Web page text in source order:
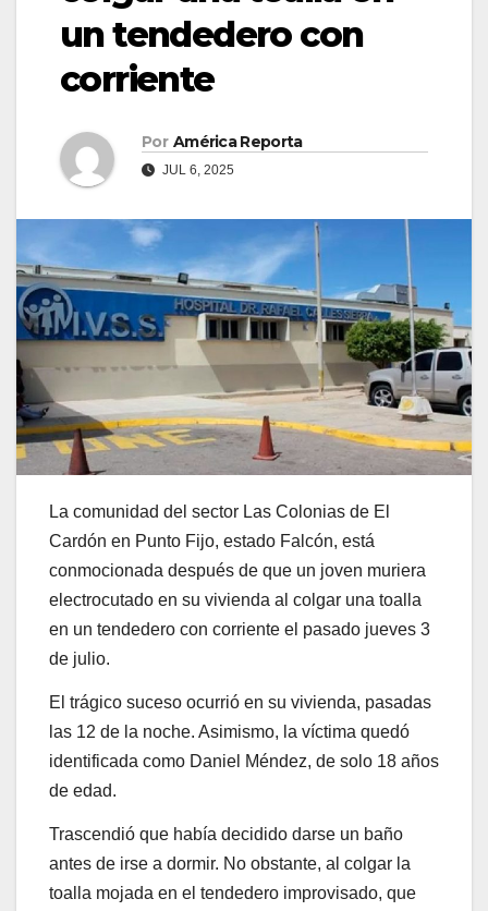
un tendedero con
corriente
Por América Reporta
JUL 6, 2025
La comunidad del sector Las Colonias de El
Cardón en Punto Fijo, estado Falcón, está
conmocionada después de que un joven muriera
electrocutado en su vivienda al colgar una toalla
en un tendedero con corriente el pasado jueves 3
de julio.
El trágico suceso ocurrió en su vivienda, pasadas
las 12 de la noche. Asimismo, la víctima quedó
identificada como Daniel Méndez, de solo 18 años
de edad.
Trascendió que había decidido darse un baño
antes de irse a dormir. No obstante, al colgar la
toalla mojada en el tendedero improvisado, que